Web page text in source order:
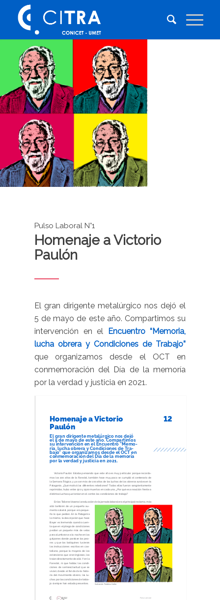
Pulso Laboral N°1
Homenaje a Victorio
Paulón
El gran dirigente metalúrgico nos dejó el
5 de mayo de este año. Compartimos su
intervención en el
Encuentro “Memoria,
lucha obrera y Condiciones de Trabajo”
que organizamos desde el OCT en
conmemoración del Día de la memoría
por la verdad y justicia en 2021.